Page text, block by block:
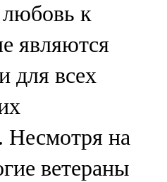
любовь к
являются
для всех
Несмотря на
ветераны